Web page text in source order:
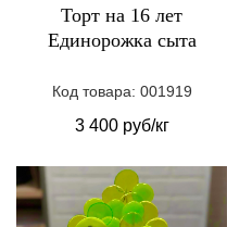
Торт на 16 лет
Единорожка сыта
Код товара: 001919
3 400 руб/кг